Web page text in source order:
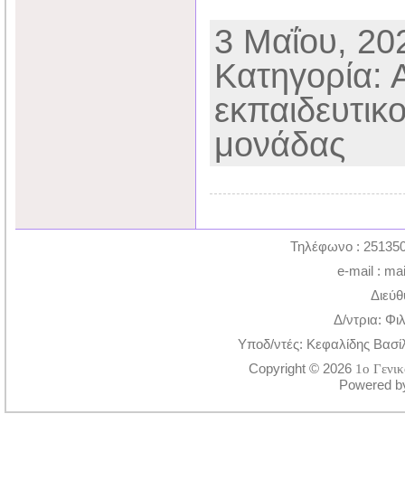
3 Μαΐου,
Κατηγορία:
μονάδας
Τηλέφωνο :
e-mail :
Δ/ντρια:
Υποδ/ντές: Κεφαλίδης
Copyright © 2026 1ο
Powered